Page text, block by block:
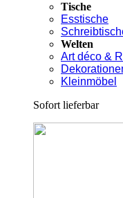
Tische
Esstische
Welten
Art déco &
Kleinmöbel
Sofort lieferbar